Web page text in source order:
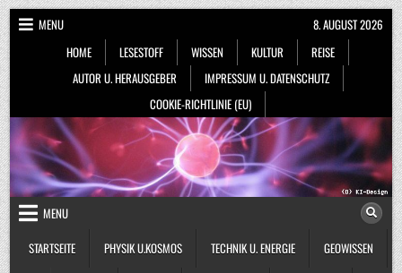
Skip
to
content
MENU
HOME
LESESTOFF WISSEN KULTUR
REISE
AUTOR U. HERAUSGEBER
IMPRESSUM U. DATENSCHUTZ
COOKIE-RICHTLINIE (EU)
8. AUGUST 2026
MENU
STARTSEITE
PHYSIK U.KOSMOS TECHNIK U. ENERGIE GEOWISSEN